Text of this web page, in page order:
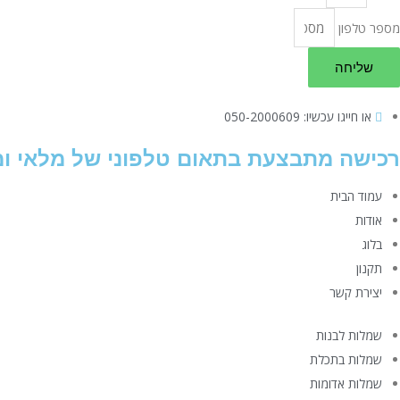
מספר טלפון
שליחה
או חייגו עכשיו: 050-2000609​
רכישה מתבצעת בתאום טלפוני של מלאי
עמוד הבית
אודות
בלוג
תקנון
יצירת קשר
שמלות לבנות
שמלות בתכלת
שמלות אדומות